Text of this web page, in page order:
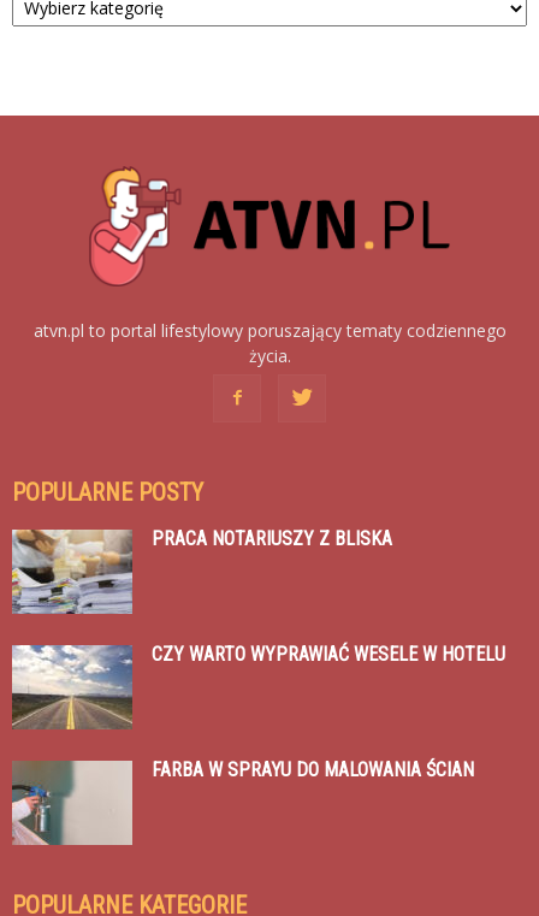
atvn.pl to portal lifestylowy poruszający tematy codziennego
życia.
POPULARNE POSTY
PRACA NOTARIUSZY Z BLISKA
CZY WARTO WYPRAWIAĆ WESELE W HOTELU
FARBA W SPRAYU DO MALOWANIA ŚCIAN
POPULARNE KATEGORIE